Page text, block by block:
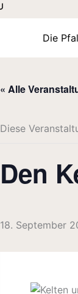
Die
« Alle
Diese
Den
18. September